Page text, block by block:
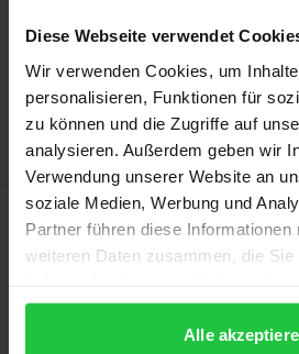
Diese Webseite verwendet
Wir verwenden Cookies, um
personalisieren, Funktionen für
zu können und die Zugriffe auf
analysieren. Außerdem geben wir
Verwendung unserer Website an
soziale Medien, Werbung und
Partner führen diese
weiteren Daten zusammen, die Sie
gesammelt haben.
Alle
Add to
Add to Wish List
Delivery cost notice
Description
Deutschland ein
unter anderem das Fehlen einer